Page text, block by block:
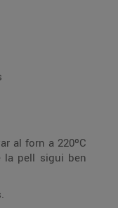
al forn a 220ºC
la pell sigui ben